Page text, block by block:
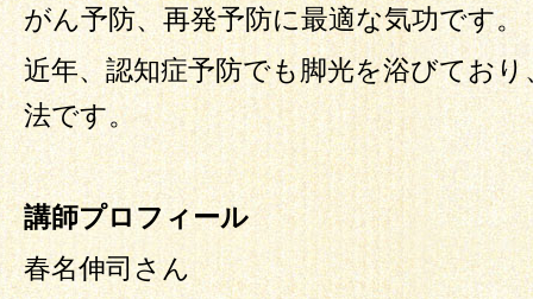
がん予防、再発予防に最適な気功です。
近年、認知症予防でも脚光を浴びてお
法です。
講師プロフィール
春名伸司さん